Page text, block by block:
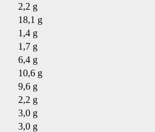
2,2 g
18,1 g
1,4 g
1,7 g
6,4 g
10,6 g
9,6 g
2,2 g
3,0 g
3,0 g